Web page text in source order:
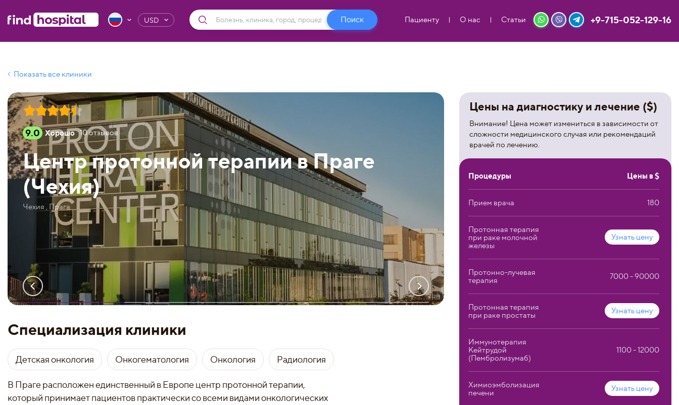
USD Пациенту О нас Статьи +9-715-052-129-16
Показать все клиники
Цены на диагностику и лечение ($)
Внимание! Цена может измениться в зависимости от
сложности медицинского случая или рекомендаций
врачей по лечению.
Процедуры Цены в $
Прием врача 180
Протонная терапия
при раке молочной
железы
Узнать цену
Протонно-лучевая
терапия
7000 - 90000
Протонная терапия
при раке простаты
Узнать цену
Иммунотерапия
Кейтрудой
(Пембролизумаб)
1100 - 12000
Химиоэмболизация
печени
Узнать цену
9.0 Хорошо 10отзывов
Центр протонной терапии в Праге
(Чехия)
Чехия , Прага
Специализация клиники
Детская онкология Онкогематология Онкология Радиология
В Праге расположен единственный в Европе центр протонной терапии,
который принимает пациентов практически со всеми видами онкологических